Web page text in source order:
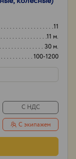
11
11 м.
30 м.
100-1200
С НДС
С экипажем